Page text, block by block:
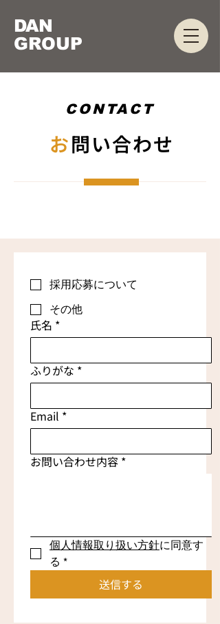
DAN
GROUP
CONTACT
お問い合わせ
採用応募について
その他
氏名 *
ふりがな *
Email *
お問い合わせ内容 *
個人情報取り扱い方針に同意す
る *
送信する